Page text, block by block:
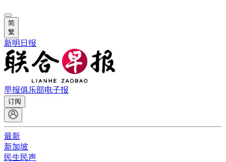
简
繁
新明日报
早报俱乐部电子报
订阅
最新
新加坡
民生民声